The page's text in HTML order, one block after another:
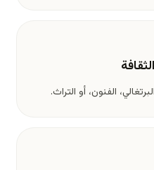
الفنون، أو التراث.